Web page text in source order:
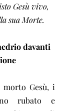
Gesù vivo,
sua Morte.
davanti
morto Gesù, i
rubato e